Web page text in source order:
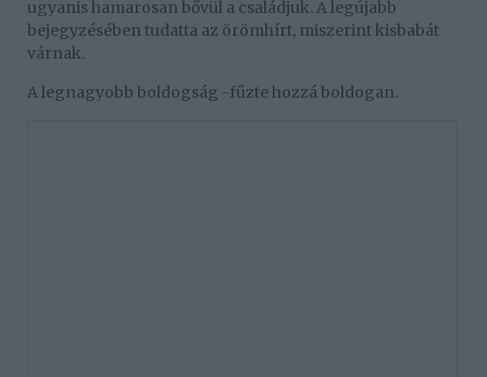
ugyanis hamarosan bővül a családjuk. A legújabb
bejegyzésében tudatta az örömhírt, miszerint kisbabát
várnak.
A legnagyobb boldogság -fűzte hozzá boldogan.